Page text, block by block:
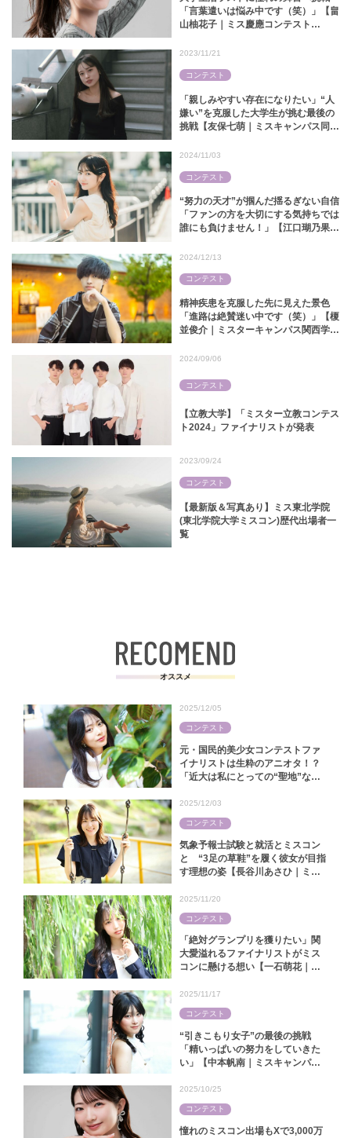
「言葉遣いは悩み中です（笑）」【畠
山柚花子｜ミス慶應コンテスト
「親しみやすい存在になりたい」“人
嫌い”を克服した大学生が挑む最後の
挑戦【友保七萌｜ミスキャンパス同志
2023/11/21
コンテスト
“努力の天才”が掴んだ揺るぎない自信
「ファンの方を大切にする気持ちでは
誰にも負けません！」【江口瑚乃果｜
2024/11/03
コンテスト
精神疾患を克服した先に見えた景色
「進路は絶賛迷い中です（笑）」【榎
並俊介｜ミスターキャンパス関西学院
2024/12/13
コンテスト
【立教大学】「ミスター立教コンテス
ト2024」ファイナリストが発表
2024/09/06
コンテスト
【最新版＆写真あり】ミス東北学院
(東北学院大学ミスコン)歴代出場者一
覧
2023/09/24
コンテスト
オススメ
元・国民的美少女コンテストファ
イナリストは生粋のアニオタ！？
「近大は私にとっての“聖地”なん
2025】
2025/12/05
コンテスト
気象予報士試験と就活とミスコン
と “3足の草鞋”を履く彼女が目指
す理想の姿【長谷川あさひ｜ミス
2025/12/03
コンテスト
「絶対グランプリを獲りたい」関
大愛溢れるファイナリストがミス
コンに懸ける想い【一石萌花｜ミ
2025/11/20
コンテスト
“引きこもり女子”の最後の挑戦
「精いっぱいの努力をしていきた
い」【中本帆南｜ミスキャンパス
2025/11/17
コンテスト
憧れのミスコン出場もXで3,000万
2025/10/25
コンテスト